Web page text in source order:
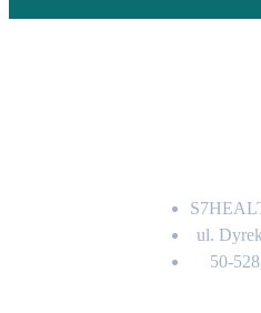
ul.
50-